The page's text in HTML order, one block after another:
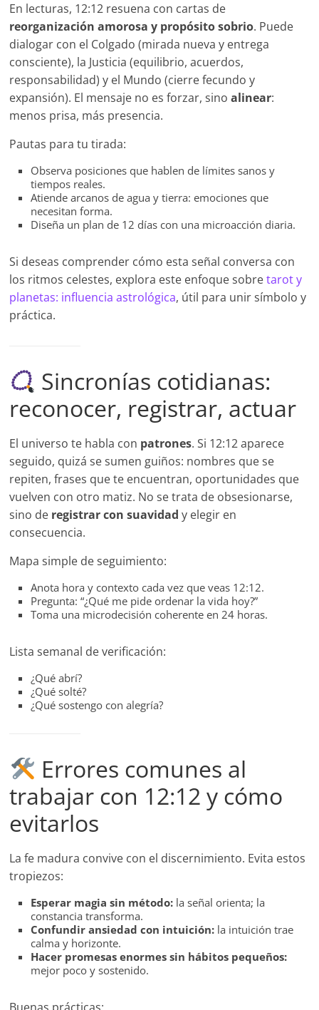
En lecturas, 12:12 resuena con cartas de
reorganización amorosa y propósito sobrio. Puede
dialogar con el Colgado (mirada nueva y entrega
consciente), la Justicia (equilibrio, acuerdos,
responsabilidad) y el Mundo (cierre fecundo y
expansión). El mensaje no es forzar, sinoalinear:
menos prisa, más presencia.
Pautas para tu tirada:
Observa posiciones que hablen de límites sanos y
tiempos reales.
Atiende arcanos de agua y tierra: emociones que
necesitan forma.
Diseña un plan de 12 días con una microacción diaria.
Si deseas comprender cómo esta señal conversa con
los ritmos celestes, explora este enfoque sobretarot y
planetas: influencia astrológica, útil para unir símbolo y
práctica.
Sincronías cotidianas:
reconocer, registrar, actuar
El universo te habla con patrones. Si 12:12 aparece
seguido, quizá se sumen guiños: nombres que se
repiten, frases que te encuentran, oportunidades que
vuelven con otro matiz. No se trata de obsesionarse,
sino de registrar con suavidad y elegir en
consecuencia.
Mapa simple de seguimiento:
Anota hora y contexto cada vez que veas 12:12.
Pregunta: “¿Qué me pide ordenar la vida hoy?”
Toma una microdecisión coherente en 24 horas.
Lista semanal de verificación:
¿Qué abrí?
¿Qué solté?
¿Qué sostengo con alegría?
Errores comunes al
trabajar con 12:12 y cómo
evitarlos
La fe madura convive con el discernimiento. Evita estos
tropiezos:
Esperar magia sin método: la señal orienta; la
constancia transforma.
Confundir ansiedad con intuición: la intuición trae
calma y horizonte.
Hacer promesas enormes sin hábitos pequeños:
mejor poco y sostenido.